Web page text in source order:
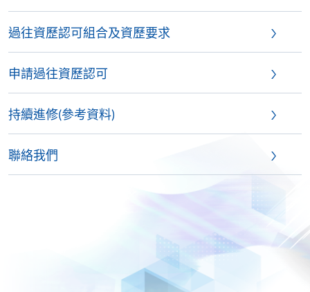
過往資歷認可組合及資歷要求
申請過往資歷認可
持續進修(參考資料)
聯絡我們